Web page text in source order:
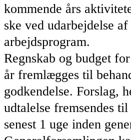
kommende års
ske ved udarbejdelse af
arbejdsprogram.
Regnskab og budget
år fremlægges til
godkendelse. Forslag,
udtalelse fremsendes til
senest 1 uge inden